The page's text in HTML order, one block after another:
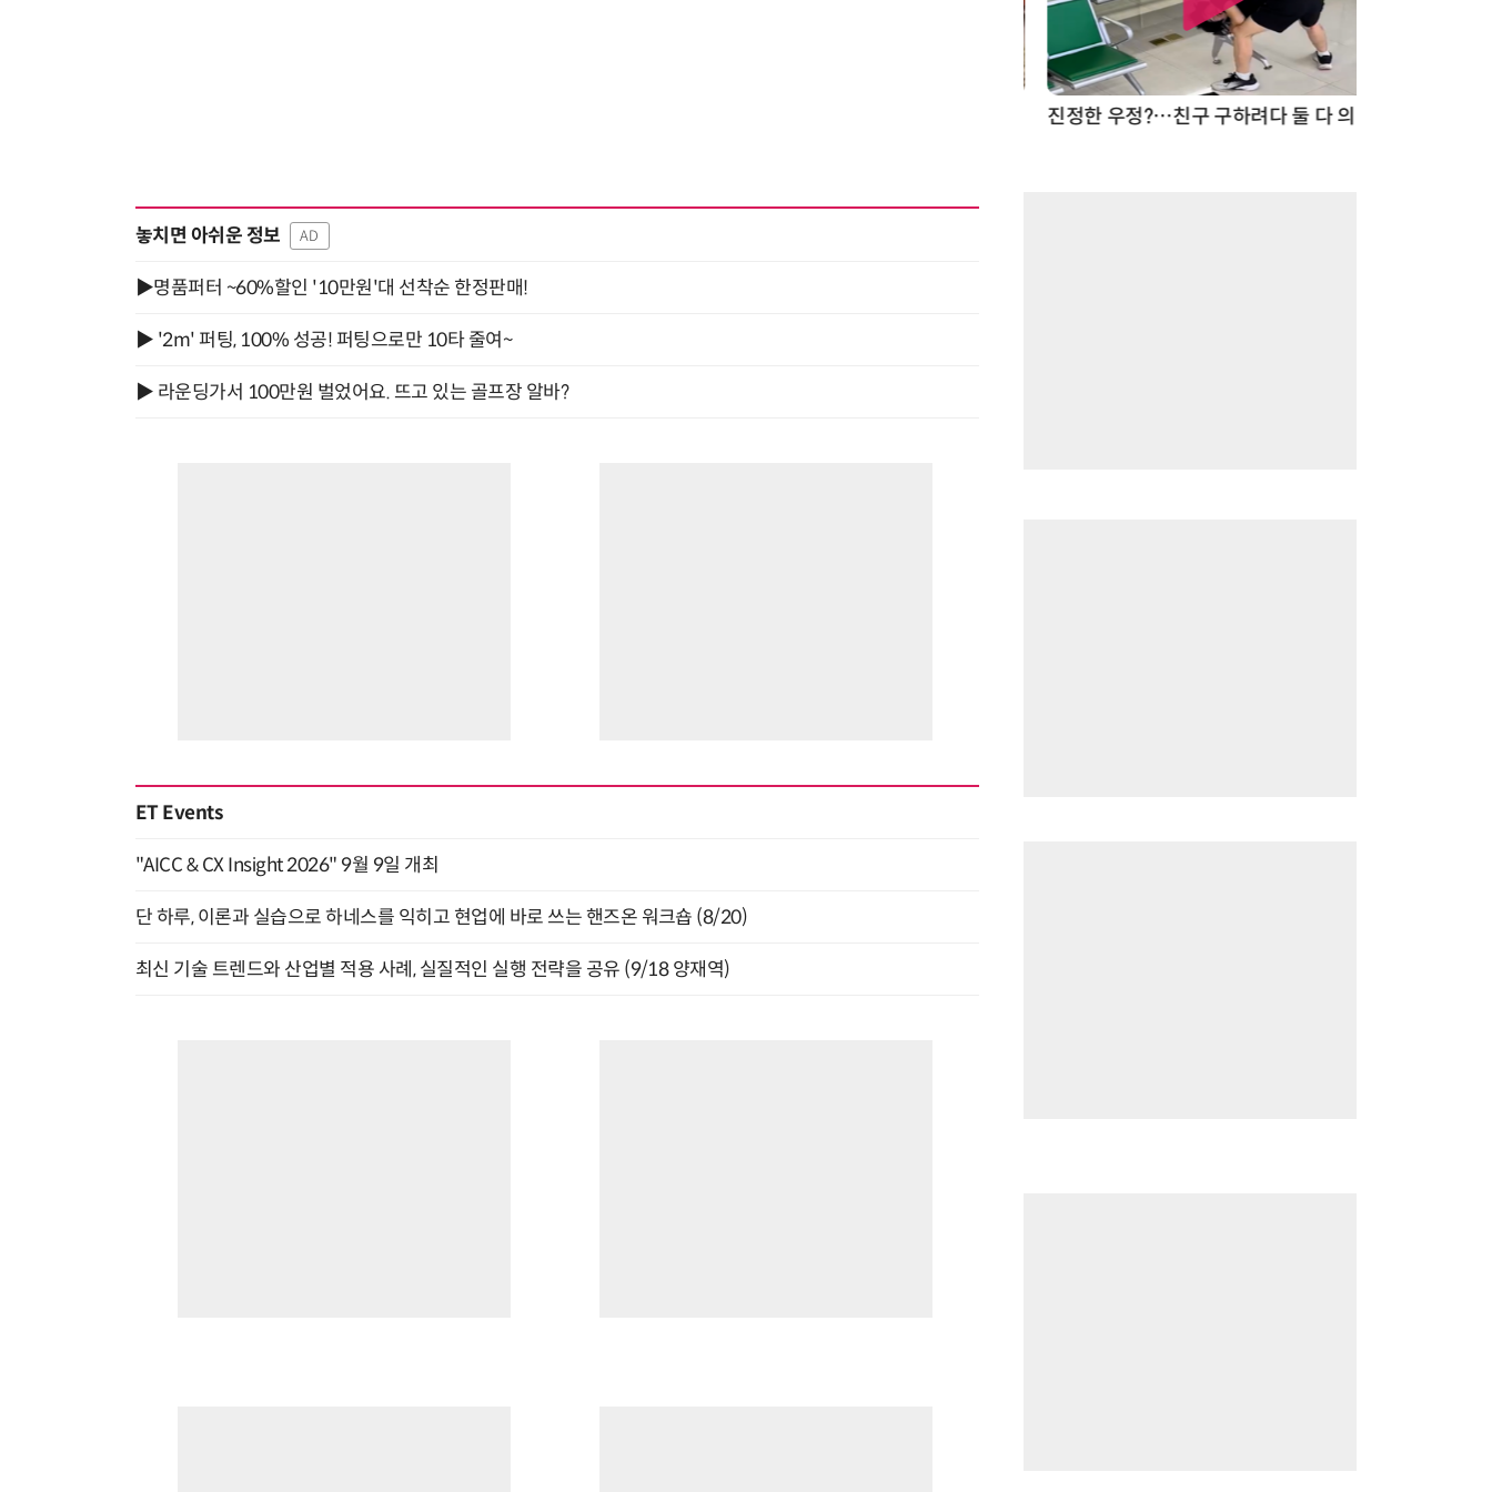
놓치면 아쉬운 정보 AD
▶명품퍼터 ~60%할인 '10만원'대 선착순 한정판매!
▶ '2m' 퍼팅, 100% 성공! 퍼팅으로만 10타 줄여~
▶ 라운딩가서 100만원 벌었어요. 뜨고 있는 골프장 알바?
ET Events
"AICC & CX Insight 2026" 9월 9일 개최
단 하루, 이론과 실습으로 하네스를 익히고 현업에 바로 쓰는 핸즈온 워크숍 (8/20)
최신 기술 트렌드와 산업별 적용 사례, 실질적인 실행 전략을 공유 (9/18 양재역)
진정한 우정?…친구 구하려다 둘 다 의자 틈에 목이 낀 순간